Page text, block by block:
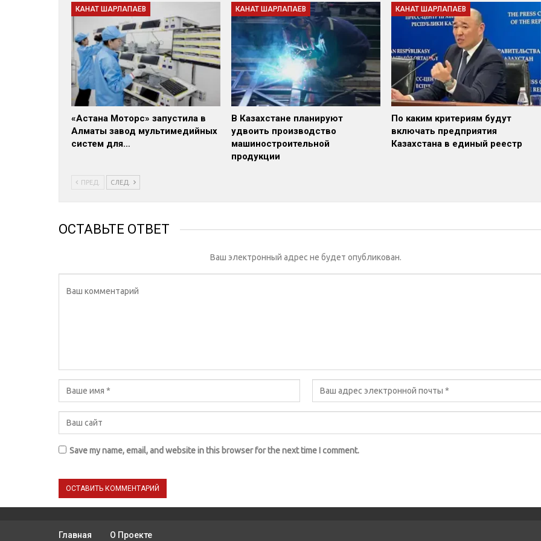
КАНАТ ШАРЛАПАЕВ
«Астана Моторс» запустила в
Алматы завод мультимедийных
систем для…
КАНАТ ШАРЛАПАЕВ
В Казахстане планируют
удвоить производство
машиностроительной
продукции
КАНАТ ШАРЛАПАЕВ
По каким критериям будут
включать предприятия
Казахстана в единый реестр
ПРЕД. СЛЕД.
ОСТАВЬТЕ ОТВЕТ
Ваш электронный адрес не будет опубликован.
Save my name, email, and website in this browser for the next time I comment.
Главная О Проекте